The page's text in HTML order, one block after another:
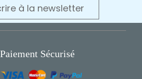
à la newsletter
Paiement Sécurisé